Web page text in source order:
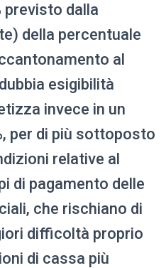
previsto dalla
della percentuale
al
esigibilità
invece in un
per di più sottoposto
relative al
di pagamento delle
che rischiano di
difficoltà proprio
di cassa più